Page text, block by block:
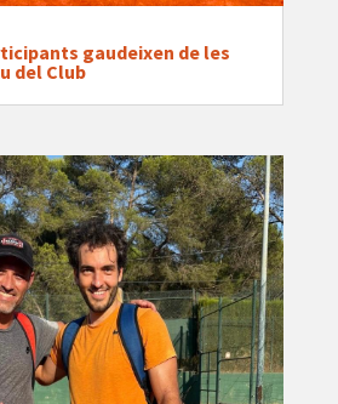
gaudeixen de les
del Club